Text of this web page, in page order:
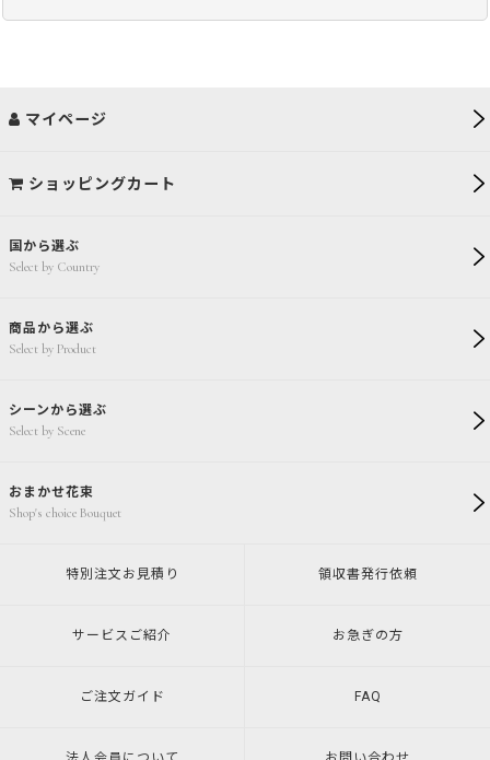
国から選ぶ
Select by Country
商品から選ぶ
Select by Product
シーンから選ぶ
Select by Scene
おまかせ花束
Shop's choice Bouquet
マイページ
ショッピングカート
特別注文 お見積り 領収書発行依頼
サービスご紹介 お急ぎの方
ご注文ガイド FAQ